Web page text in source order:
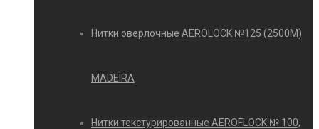
Нитки оверлочные AEROLOCK №125 (2500М)
MADEIRA
Нитки текстурированные AEROFLOCK № 100,